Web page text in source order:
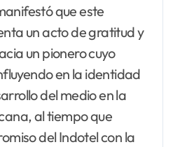
que este
un acto de gratitud y
un pionero cuyo
en la identidad
del medio en la
al tiempo que
del Indotel con la